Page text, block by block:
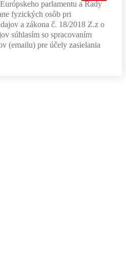
parlamentu a Rady
fyzických osôb pri
a zákona č. 18/2018 Z.z o
súhlasím so spracovaním
(emailu) pre účely zasielania